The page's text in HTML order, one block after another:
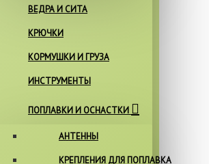
ВЕДРА И СИТА
КРЮЧКИ
КОРМУШКИ И ГРУЗА
ИНСТРУМЕНТЫ
ПОПЛАВКИ И ОСНАСТКИ
АНТЕННЫ
КРЕПЛЕНИЯ ДЛЯ ПОПЛАВКА